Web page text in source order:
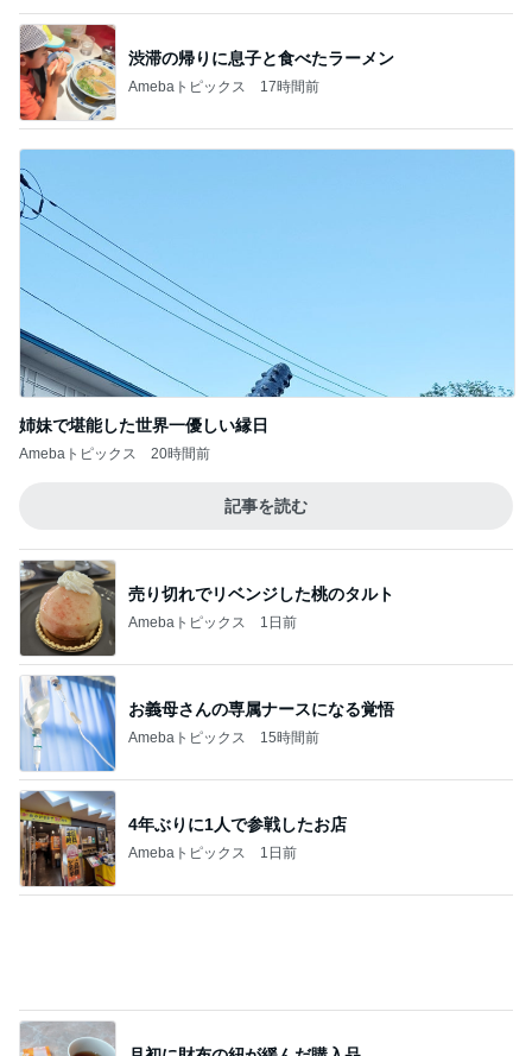
渋滞の帰りに息子と食べたラーメン
Amebaトピックス 17時間前
姉妹で堪能した世界一優しい縁日
Amebaトピックス 20時間前
記事を読む
売り切れでリベンジした桃のタルト
Amebaトピックス 1日前
お義母さんの専属ナースになる覚悟
Amebaトピックス 15時間前
4年ぶりに1人で参戦したお店
Amebaトピックス 1日前